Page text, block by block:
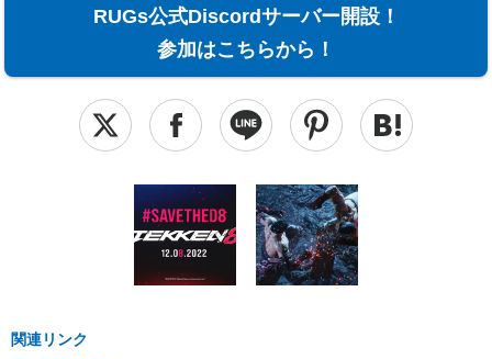
RUGs公式Discordサーバー開設！
参加はこちらから！
関連リンク